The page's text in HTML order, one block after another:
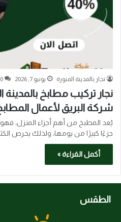
نجار بالمدينة المنورة يونيو 7, 2026 0
شركة البريق لأعمال
يُعد المطبخ من أهم أجزاء المنزل،
جزءًا كبيرًا من يومها، ولذلك يحرص
أكمل القراءة »
الطقس